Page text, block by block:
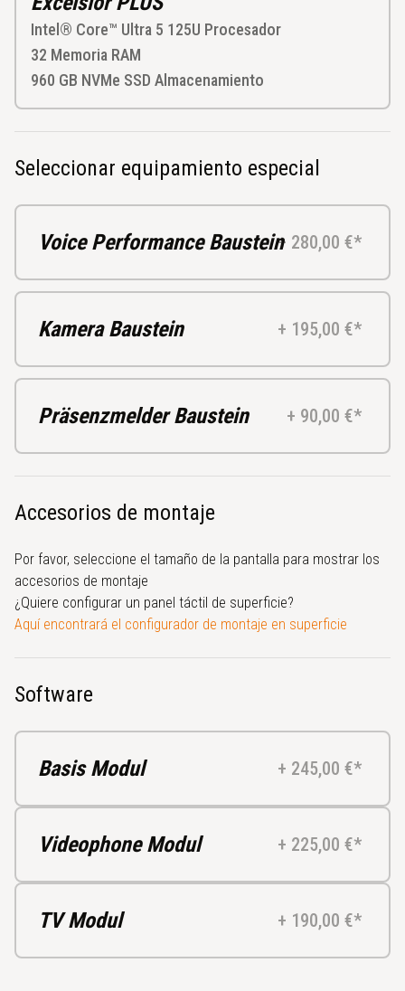
Intel® Core™ Ultra 5 125U Procesador
32 Memoria RAM
960 GB NVMe SSD Almacenamiento
Seleccionar equipamiento especial
Voice Performance Baustein+ 280,00 €*
Kamera Baustein + 195,00 €*
Präsenzmelder Baustein + 90,00 €*
Accesorios de montaje
Por favor, seleccione el tamaño de la pantalla para mostrar los
accesorios de montaje
¿Quiere configurar un panel táctil de superficie?
Aquí encontrará el configurador de montaje en superficie
Software
Basis Modul + 245,00 €*
Videophone Modul + 225,00 €*
TV Modul + 190,00 €*